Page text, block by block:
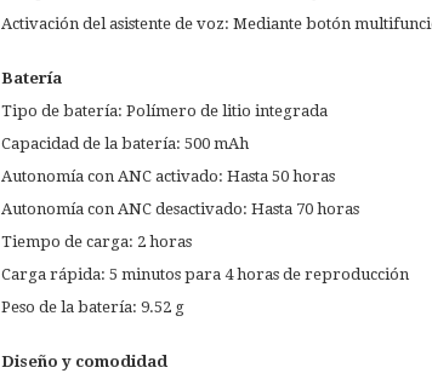
Activación del asistente de voz: Mediante botón
Batería
Tipo de batería: Polímero de litio integrada
Capacidad de la batería: 500 mAh
Autonomía con ANC activado: Hasta 50 horas
Autonomía con ANC desactivado: Hasta 70 horas
Tiempo de carga: 2 horas
Carga rápida: 5 minutos para 4 horas de reproducción
Peso de la batería: 9.52 g
Diseño y comodidad